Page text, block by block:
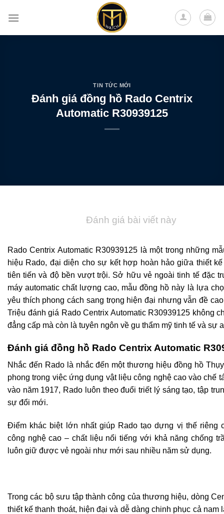
TIN TỨC MỚI
Đánh giá đồng hồ Rado Centrix
Automatic R30939125
Đánh giá bài viết này
Rado Centrix Automatic R30939125 là một trong những
hiệu Rado, đại diện cho sự kết hợp hoàn hảo giữa thiết
tiên tiến và độ bền vượt trội. Sở hữu vẻ ngoài tinh tế đặc
máy automatic chất lượng cao, mẫu đồng hồ này là lựa
yêu thích phong cách sang trọng hiện đại nhưng vẫn đề
Triệu đánh giá Rado Centrix Automatic R30939125 không
đẳng cấp mà còn là tuyên ngôn về gu thẩm mỹ tinh tế và sự
Đánh giá đồng hồ Rado Centrix Automatic
Nhắc đến Rado là nhắc đến một thương hiệu đồng hồ
phong trong việc ứng dụng vật liệu công nghệ cao vào chế
vào năm 1917, Rado luôn theo đuổi triết lý sáng tạo, tập
sự đổi mới.
Điểm khác biệt lớn nhất giúp Rado tạo dựng vị thế riêng
công nghệ cao – chất liệu nổi tiếng với khả năng chống
luôn giữ được vẻ ngoài như mới sau nhiều năm sử dụng.
Trong các bộ sưu tập thành công của thương hiệu, dòng
thiết kế thanh thoát, hiện đại và dễ dàng chinh phục cả nam